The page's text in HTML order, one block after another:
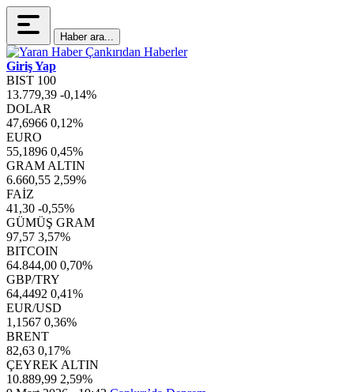
Haber ara...
Giriş Yap
BIST 100
13.779,39 -0,14%
DOLAR
47,6966 0,12%
EURO
55,1896 0,45%
GRAM ALTIN
6.660,55 2,59%
FAİZ
41,30 -0,55%
GÜMÜŞ GRAM
97,57 3,57%
BITCOIN
64.844,00 0,70%
GBP/TRY
64,4492 0,41%
EUR/USD
1,1567 0,36%
BRENT
82,63 0,17%
ÇEYREK ALTIN
10.889,99 2,59%